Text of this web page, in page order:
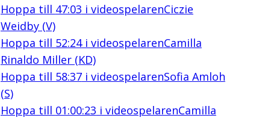
Hoppa till 47:03 i videospelarenCiczie
Weidby (V)
Hoppa till 52:24i videospelarenCamilla
Rinaldo Miller (KD)
Hoppa till 58:37i videospelarenSofia Amloh
(S)
Hoppa till 01:00:23 i videospelarenCamilla